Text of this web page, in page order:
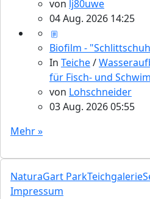
von lj80uwe
04 Aug. 2026 14:25
Biofilm -
In Teiche/
für Fisch- und
von Lohschneider
03 Aug. 2026 05:55
Mehr »
NaturaGart ParkTeichgalerie
Impressum